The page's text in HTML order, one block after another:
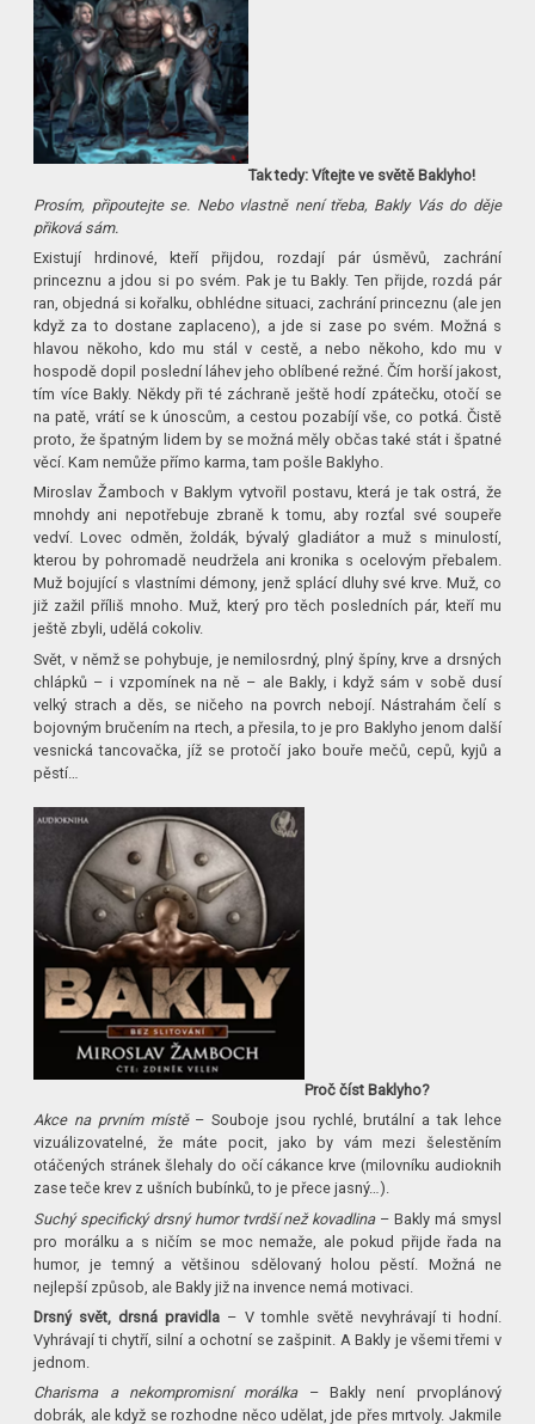
Tak tedy: Vítejte ve světě Baklyho!
Prosím, připoutejte se. Nebo vlastně není třeba, Bakly Vás do děje
přiková sám.
Existují hrdinové, kteří přijdou, rozdají pár úsměvů, zachrání
princeznu a jdou si po svém. Pak je tu Bakly. Ten přijde, rozdá pár
ran, objedná si kořalku, obhlédne situaci, zachrání princeznu (ale jen
když za to dostane zaplaceno), a jde si zase po svém. Možná s
hlavou někoho, kdo mu stál v cestě, a nebo někoho, kdo mu v
hospodě dopil poslední láhev jeho oblíbené režné. Čím horší jakost,
tím více Bakly. Někdy při té záchraně ještě hodí zpátečku, otočí se
na patě, vrátí se k únoscům, a cestou pozabíjí vše, co potká. Čistě
proto, že špatným lidem by se možná měly občas také stát i špatné
věcí. Kam nemůže přímo karma, tam pošle Baklyho.
Miroslav Žamboch v Baklym vytvořil postavu, která je tak ostrá, že
mnohdy ani nepotřebuje zbraně k tomu, aby rozťal své soupeře
vedví. Lovec odměn, žoldák, bývalý gladiátor a muž s minulostí,
kterou by pohromadě neudržela ani kronika s ocelovým přebalem.
Muž bojující s vlastními démony, jenž splácí dluhy své krve. Muž, co
již zažil příliš mnoho. Muž, který pro těch posledních pár, kteří mu
ještě zbyli, udělá cokoliv.
Svět, v němž se pohybuje, je nemilosrdný, plný špíny, krve a drsných
chlápků – i vzpomínek na ně – ale Bakly, i když sám v sobě dusí
velký strach a děs, se ničeho na povrch nebojí. Nástrahám čelí s
bojovným bručením na rtech, a přesila, to je pro Baklyho jenom další
vesnická tancovačka, jíž se protočí jako bouře mečů, cepů, kyjů a
pěstí…
Proč číst Baklyho?
Akce na prvním místě– Souboje jsou rychlé, brutální a tak lehce
vizuálizovatelné, že máte pocit, jako by vám mezi šelestěním
otáčených stránek šlehaly do očí cákance krve (milovníku audioknih
zase teče krev z ušních bubínků, to je přece jasný…).
Suchý specifický drsný humor tvrdší než kovadlina– Bakly má smysl
pro morálku a s ničím se moc nemaže, ale pokud přijde řada na
humor, je temný a většinou sdělovaný holou pěstí. Možná ne
nejlepší způsob, ale Bakly již na invence nemá motivaci.
Drsný svět, drsná pravidla – V tomhle světě nevyhrávají ti hodní.
Vyhrávají ti chytří, silní a ochotní se zašpinit. A Bakly je všemi třemi v
jednom.
Charisma a nekompromisní morálka– Bakly není prvoplánový
dobrák, ale když se rozhodne něco udělat, jde přes mrtvoly. Jakmile